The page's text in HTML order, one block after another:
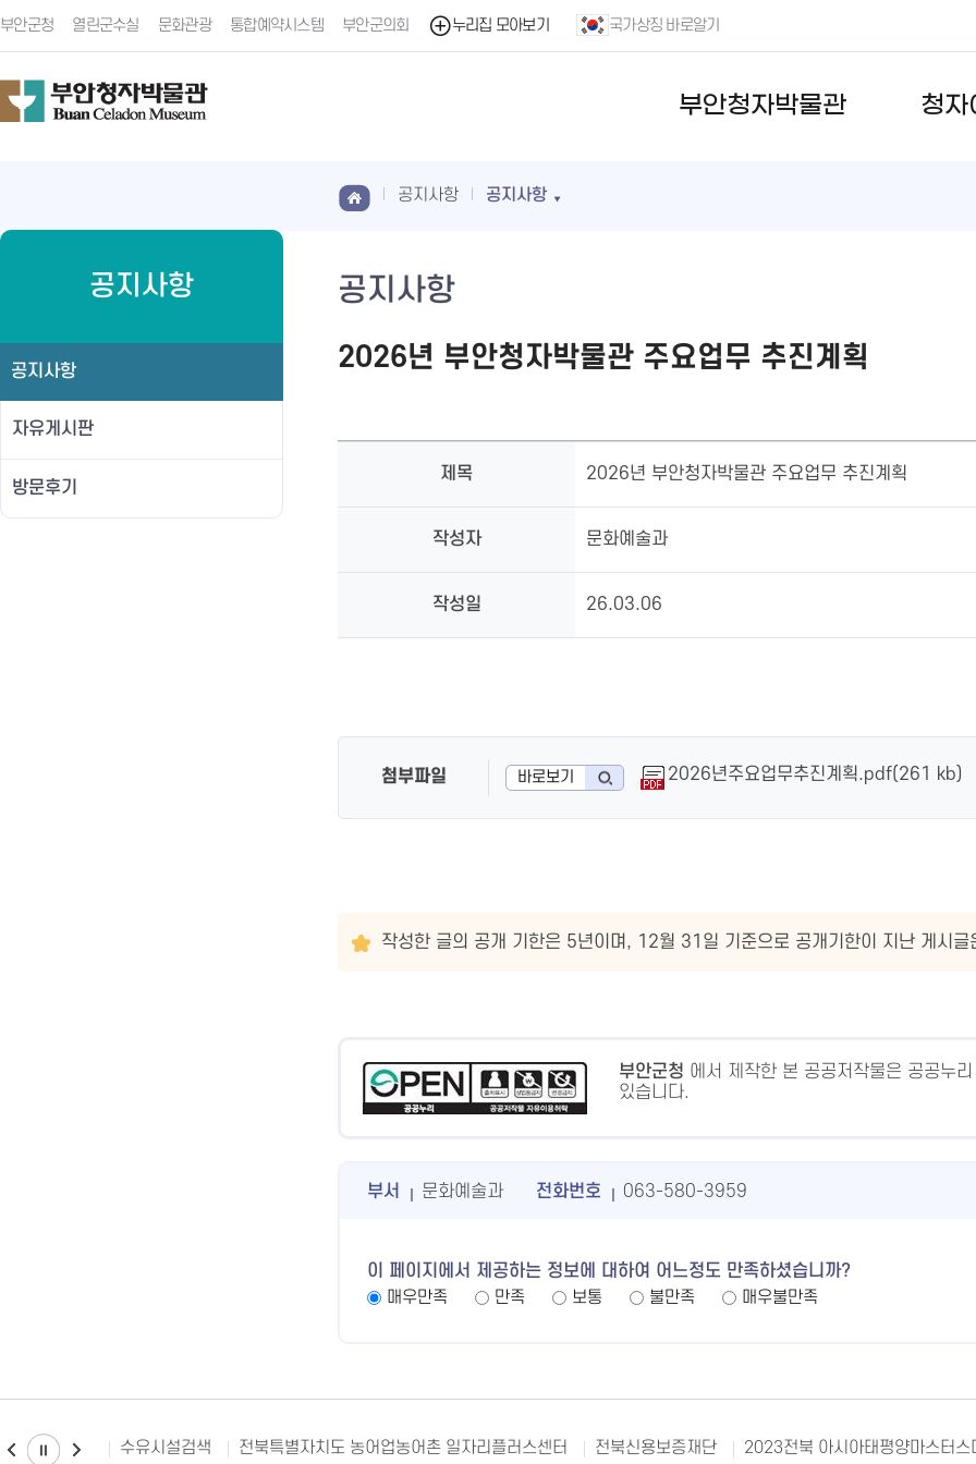
부안군청 열린군수실 문화관광 통합예약시스템 부안군의회 누리집 모아보기 국가상징 바로알기
부안청자박물관 청자
공지사항
공지사항
자유게시판
방문후기
공지사항 공지사항
공지사항
2026년 부안청자박물관 주요업무 추진계획
제목 2026년 부안청자박물관 주요업무 추진계획
작성자 문화예술과
작성일 26.03.06
첨부파일 바로보기 2026년주요업무추진계획.pdf(261 kb)
작성한 글의 공개 기한은 5년이며, 12월 31일 기준으로 공개기한이 지난 게시글
부안군청 에서 제작한 본 공공저작물은 공공누리
있습니다.
부서 문화예술과 전화번호 063-580-3959
이 페이지에서 제공하는 정보에 대하여 어느정도 만족하셨습니까?
매우만족
만족 보통 불만족 매우불만족
수유시설검색 전북특별자치도 농어업농어촌 일자리플러스센터 전북신용보증재단 2023전북 아시아태평양마스터스